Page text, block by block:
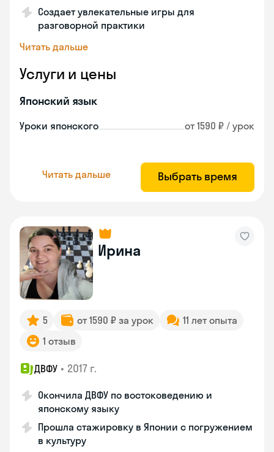
Создает увлекательные игры для
разговорной практики
Читать дальше
Услуги и цены
Японский язык
Уроки японского от 1590 ₽ / урок
Читать дальше Выбрать время
Ирина
5 от 1590 ₽ за урок
11 лет опыта
1 отзыв
ДВФУ • 2017 г.
Окончила ДВФУ по востоковедению и
японскому языку
Прошла стажировку в Японии с погружением
в культуру